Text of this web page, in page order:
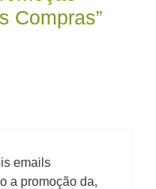
Compras”
emails
a promoção da,